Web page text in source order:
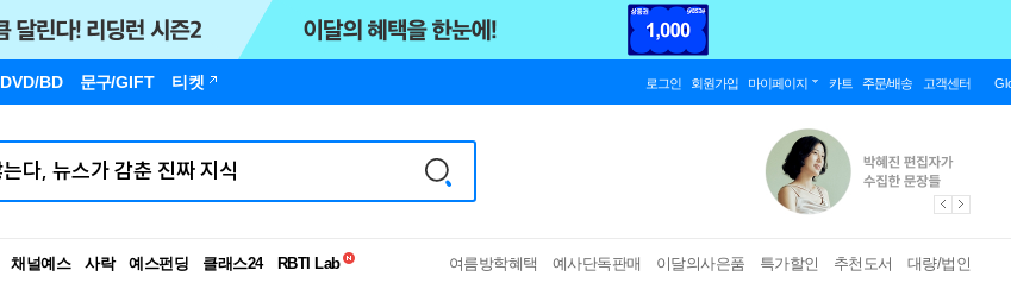
DVD/BD 문구/GIFT 티켓 로그인 회원가입 마이페이지 카트 주문/배송 고객센터
채널예스 사락 예스펀딩 클래스24
독서유형검사
여름방학혜택 예사단독판매 이달의사은품 특가할인 추천도서 대량/법인